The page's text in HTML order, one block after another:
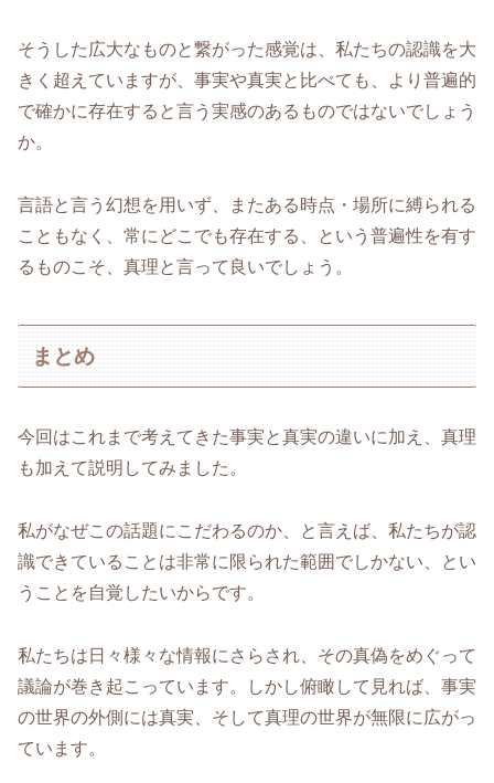
そうした広大なものと繋がった感覚は、私たちの認識を大
きく超えていますが、事実や真実と比べても、より普遍的
で確かに存在すると言う実感のあるものではないでしょう
か。
言語と言う幻想を用いず、またある時点・場所に縛られる
こともなく、常にどこでも存在する、という普遍性を有す
るものこそ、真理と言って良いでしょう。
まとめ
今回はこれまで考えてきた事実と真実の違いに加え、真理
も加えて説明してみました。
私がなぜこの話題にこだわるのか、と言えば、私たちが認
識できていることは非常に限られた範囲でしかない、とい
うことを自覚したいからです。
私たちは日々様々な情報にさらされ、その真偽をめぐって
議論が巻き起こっています。しかし俯瞰して見れば、事実
の世界の外側には真実、そして真理の世界が無限に広がっ
ています。